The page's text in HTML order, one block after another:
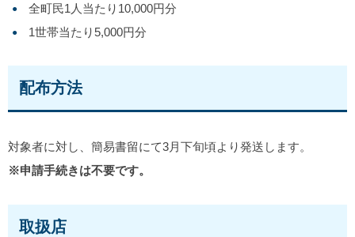
全町民1人当たり10,000円分
1世帯当たり5,000円分
配布方法
対象者に対し、簡易書留にて3月下旬頃より発送します。
※申請手続きは不要です。
取扱店